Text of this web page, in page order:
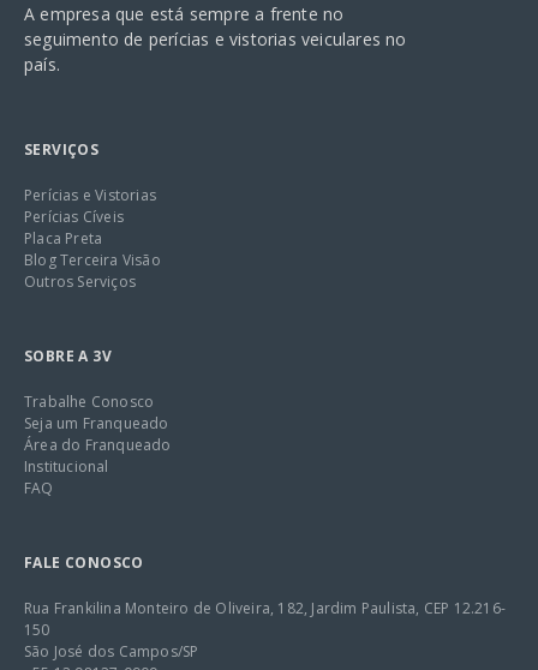
A empresa que está sempre a frente no
seguimento de perícias e vistorias veiculares no
país.
SERVIÇOS
Perícias e Vistorias
Perícias Cíveis
Placa Preta
Blog Terceira Visão
Outros Serviços
SOBRE A 3V
Trabalhe Conosco
Seja um Franqueado
Área do Franqueado
Institucional
FAQ
FALE CONOSCO
Rua Frankilina Monteiro de Oliveira, 182, Jardim Paulista, CEP 12.216-
150
São José dos Campos/SP